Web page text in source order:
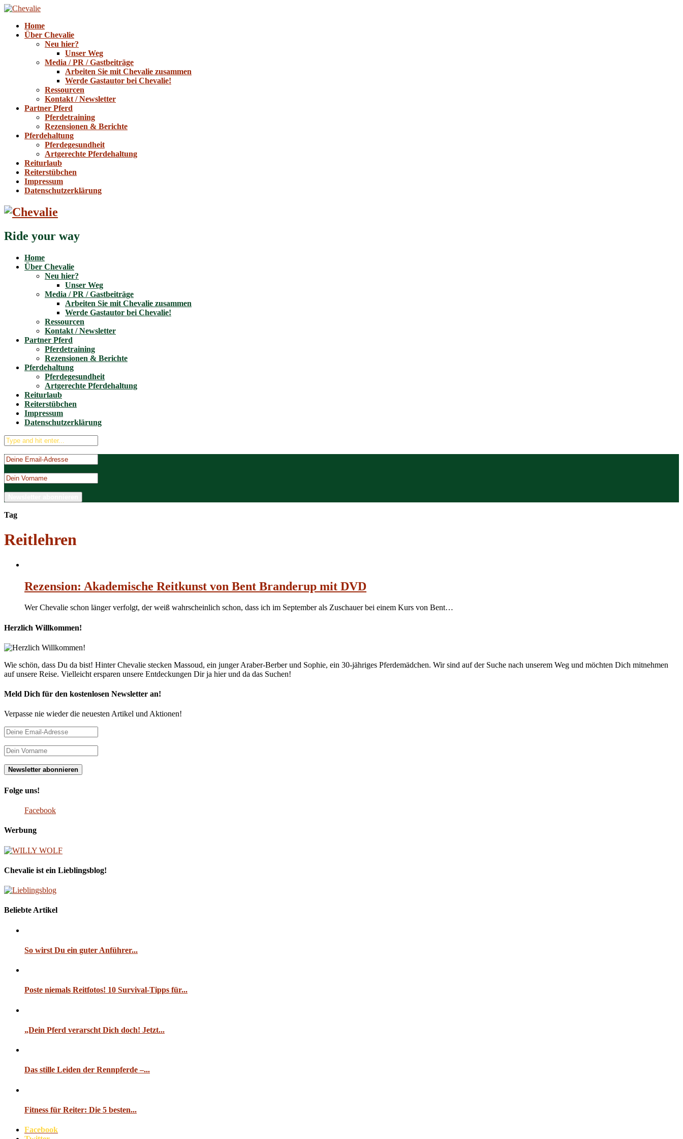
Home
Über Chevalie
Neu hier?
Unser Weg
Media / PR / Gastbeiträge
Arbeiten Sie mit Chevalie zusammen
Werde Gastautor bei Chevalie!
Ressourcen
Kontakt / Newsletter
Partner Pferd
Pferdetraining
Rezensionen & Berichte
Pferdehaltung
Pferdegesundheit
Artgerechte Pferdehaltung
Reiturlaub
Reiterstübchen
Impressum
Datenschutzerklärung
Ride your way
Home
Über Chevalie
Neu hier?
Unser Weg
Media / PR / Gastbeiträge
Arbeiten Sie mit Chevalie zusammen
Werde Gastautor bei Chevalie!
Ressourcen
Kontakt / Newsletter
Partner Pferd
Pferdetraining
Rezensionen & Berichte
Pferdehaltung
Pferdegesundheit
Artgerechte Pferdehaltung
Reiturlaub
Reiterstübchen
Impressum
Datenschutzerklärung
Tag
Reitlehren
Rezension: Akademische Reitkunst von Bent Branderup mit DVD
Wer Chevalie schon länger verfolgt, der weiß wahrscheinlich schon, dass ich im September als Zuschauer bei einem Kurs von Bent…
Herzlich Willkommen!
Wie schön, dass Du da bist! Hinter Chevalie stecken Massoud, ein junger Araber-Berber und Sophie, ein 30-jähriges Pferdemädchen. Wir sind auf der Suche nach unserem Weg und möchten Dich mitnehmen
auf unsere Reise. Vielleicht ersparen unsere Entdeckungen Dir ja hier und da das Suchen!
Meld Dich für den kostenlosen Newsletter an!
Verpasse nie wieder die neuesten Artikel und Aktionen!
Folge uns!
Facebook
Werbung
Chevalie ist ein Lieblingsblog!
Beliebte Artikel
So wirst Du ein guter Anführer...
Poste niemals Reitfotos! 10 Survival-Tipps für...
„Dein Pferd verarscht Dich doch! Jetzt...
Das stille Leiden der Rennpferde –...
Fitness für Reiter: Die 5 besten...
Facebook